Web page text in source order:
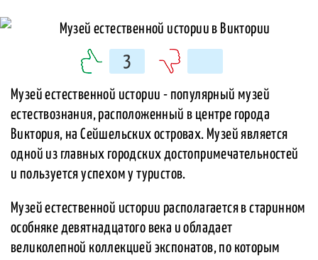
3
Музей естественной истории - популярный музей
естествознания, расположенный в центре города
Виктория, на Сейшельских островах. Музей является
одной из главных городских достопримечательностей
и пользуется успехом у туристов.
Музей естественной истории располагается в старинном
особняке девятнадцатого века и обладает
великолепной коллекцией экспонатов, по которым